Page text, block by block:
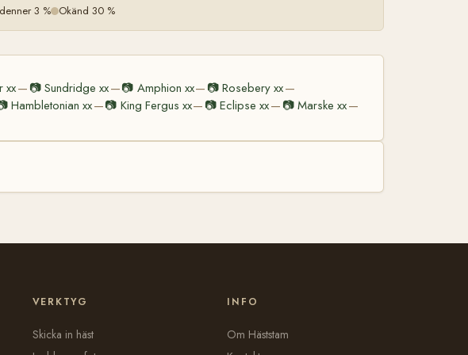
3 % Okänd 30 %
xx— 📷Sundridge xx—📷 Amphion xx— 📷Rosebery xx—
Hambletonian xx—📷 King Fergus xx— 📷Eclipse xx— 📷Marske xx—
VERKTYG
Skicka in häst
INFO
Om Häststam